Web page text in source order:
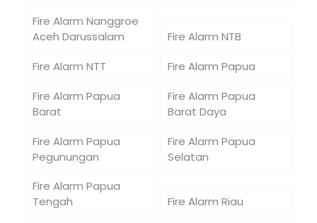
Fire Alarm Nanggroe
Aceh Darussalam
Fire Alarm NTB
Fire Alarm NTT
Fire Alarm Papua
Fire Alarm Papua
Barat
Fire Alarm Papua
Barat Daya
Fire Alarm Papua
Pegunungan
Fire Alarm Papua
Selatan
Fire Alarm Papua
Tengah
Fire Alarm Riau